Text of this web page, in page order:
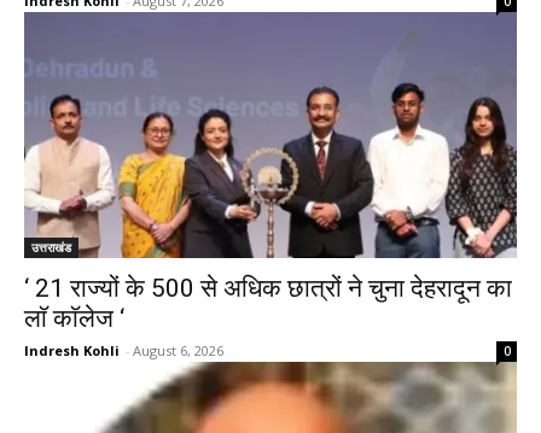
उत्तराखंड
‘ 21 राज्यों के 500 से अधिक छात्रों ने चुना देहरादून का
लाॅ काॅलेज ‘
Indresh Kohli - August 6, 2026 0